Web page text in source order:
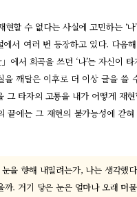
현할 수 없다는 사실에 고민하는 ‘
서 여러 번 등장하고 있다. 다음
에서 희곡을 쓰던 ‘나’는 자신이
을 깨달은 이후로 더 이상 글을 쓸
그 타자의 고통을 내가 어떻게 재
끝에는 그 재현의 불가능성에 갇
을 향해 내밀려는가, 나는 생각했
까. 거기 닿은 눈은 얼마나 오래 머